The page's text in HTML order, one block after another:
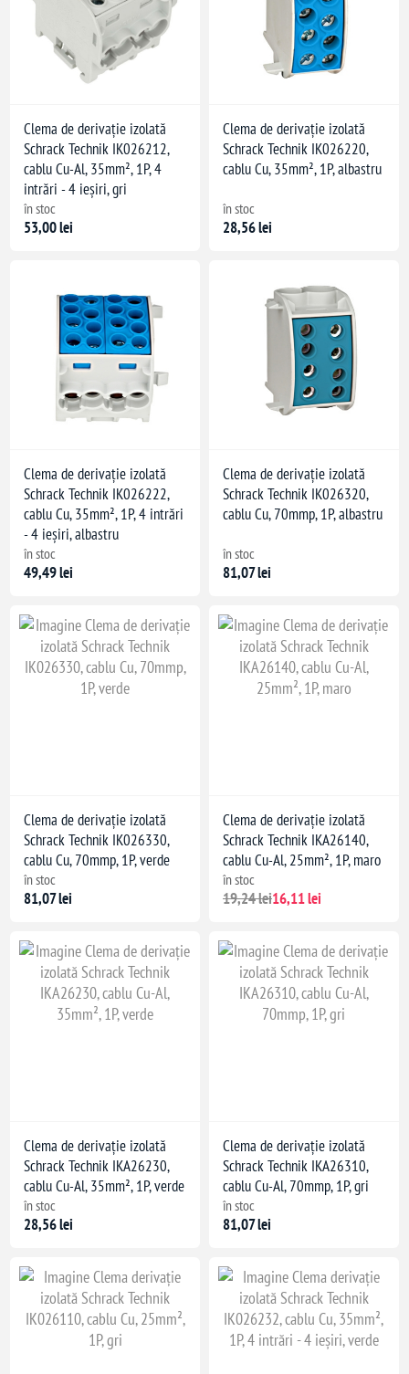
Clema de derivație izolată
Schrack Technik IK026212,
cablu Cu-Al, 35mm², 1P, 4
intrări - 4 ieșiri, gri
în stoc
53,00 lei
Clema de derivație izolată
Schrack Technik IK026220,
cablu Cu, 35mm², 1P, albastru
în stoc
28,56 lei
Clema de derivație izolată
Schrack Technik IK026222,
cablu Cu, 35mm², 1P, 4 intrări
- 4 ieșiri, albastru
în stoc
49,49 lei
Clema de derivație izolată
Schrack Technik IK026320,
cablu Cu, 70mmp, 1P, albastru
în stoc
81,07 lei
Clema de derivație izolată
Schrack Technik IK026330,
cablu Cu, 70mmp, 1P, verde
în stoc
81,07 lei
Clema de derivație izolată
Schrack Technik IKA26140,
cablu Cu-Al, 25mm², 1P, maro
în stoc
19,24 lei16,11 lei
Clema de derivație izolată
Schrack Technik IKA26230,
cablu Cu-Al, 35mm², 1P, verde
în stoc
28,56 lei
Clema de derivație izolată
Schrack Technik IKA26310,
cablu Cu-Al, 70mmp, 1P, gri
în stoc
81,07 lei